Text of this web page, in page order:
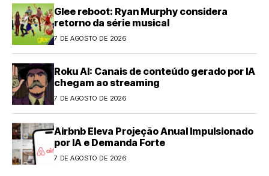
Glee reboot: Ryan Murphy considera
retorno da série musical
7 DE AGOSTO DE 2026
Roku AI: Canais de conteúdo gerado por IA
chegam ao streaming
7 DE AGOSTO DE 2026
Airbnb Eleva Projeção Anual Impulsionado
por IA e Demanda Forte
7 DE AGOSTO DE 2026